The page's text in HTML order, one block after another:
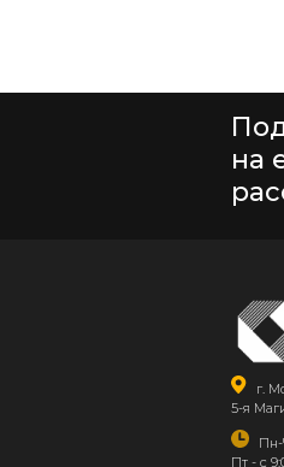
на
г.
5-я
Пн-
Пт - с